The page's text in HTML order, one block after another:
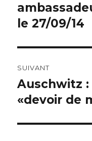
l’article
précédent :
le 27/09/14
SUIVANT
Article
suivant :
Auschwitz
«devoir de